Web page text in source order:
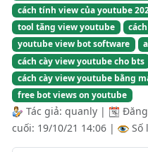
cách tính view của youtube
tool tăng view youtube
youtube view bot software
cách cày view youtube cho bts
cách cày view youtube bằng
free bot views on youtube
Tác giả: quanly |
cuối: 19/10/21 14:06 | Số